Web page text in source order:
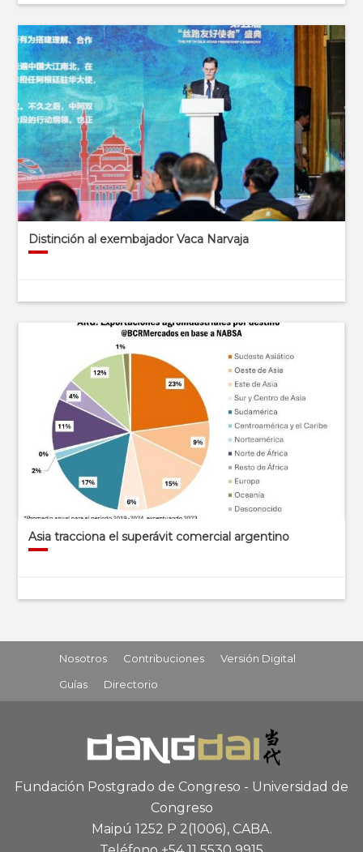
Distinción al exembajador Vaca Narvaja
Asia tracciona el superávit comercial argentino
Nosotros Contribuciones
Versión Digital
Guías
Directorio
Fundación Postgrado de Congreso - Universidad de
Congreso
Maipú 1252 P 2(1006), CABA.